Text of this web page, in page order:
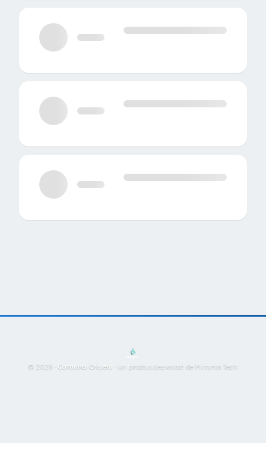
© 2026 · Comuna Criseni Un produs dezvoltat de Hirama Tech